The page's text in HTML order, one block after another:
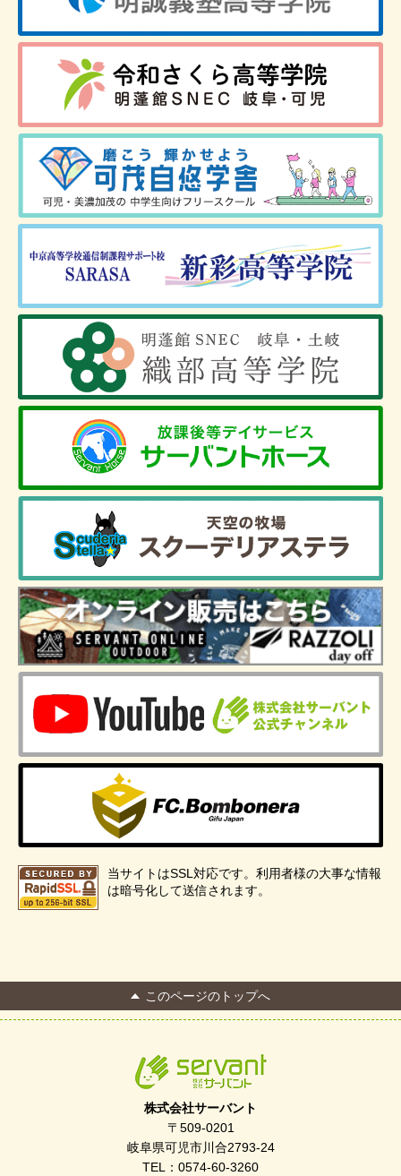
当サイトはSSL対応です。利用者様の大事な情報
は暗号化して送信されます。
このページのトップへ
株式会社サーバント
〒509-0201
岐阜県可児市川合2793-24
TEL：0574-60-3260